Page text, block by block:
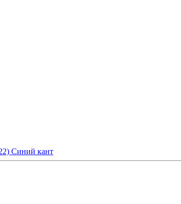
Синий кант